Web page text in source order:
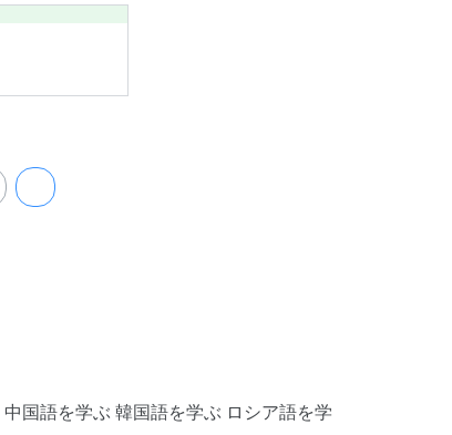
中国語を学ぶ 韓国語を学ぶ ロシア語を学